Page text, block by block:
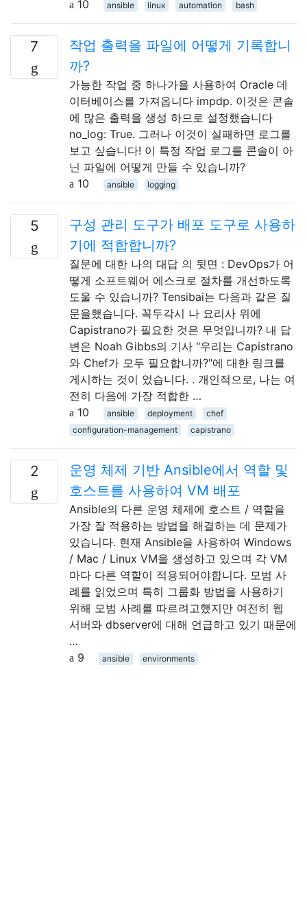
10
ansible linux automation bash
7
작업 출력을 파일에 어떻게 기록합니
까?
가능한 작업 중 하나가을 사용하여 Oracle 데
이터베이스를 가져옵니다 impdp. 이것은 콘솔
에 많은 출력을 생성 하므로 설정했습니다
no_log: True. 그러나 이것이 실패하면 로그를
보고 싶습니다! 이 특정 작업 로그를 콘솔이 아
닌 파일에 어떻게 만들 수 있습니까?
10
ansible logging
5
구성 관리 도구가 배포 도구로 사용하
기에 적합합니까?
질문에 대한 나의 대답 의 뒷면 : DevOps가 어
떻게 소프트웨어 에스크로 절차를 개선하도록
도울 수 있습니까? Tensibai는 다음과 같은 질
문을했습니다. 꼭두각시 나 요리사 위에
Capistrano가 필요한 것은 무엇입니까? 내 답
변은 Noah Gibbs의 기사 "우리는 Capistrano
와 Chef가 모두 필요합니까?"에 대한 링크를
게시하는 것이 었습니다. . 개인적으로, 나는 여
전히 다음에 가장 적합한 …
10
ansible deployment
chef
configuration-management
capistrano
2
운영 체제 기반 Ansible에서 역할 및
호스트를 사용하여 VM 배포
Ansible의 다른 운영 체제에 호스트 / 역할을
가장 잘 적용하는 방법을 해결하는 데 문제가
있습니다. 현재 Ansible을 사용하여 Windows
/ Mac / Linux VM을 생성하고 있으며 각 VM
마다 다른 역할이 적용되어야합니다. 모범 사
례를 읽었으며 특히 그룹화 방법을 사용하기
위해 모범 사례를 따르려고했지만 여전히 웹
서버와 dbserver에 대해 언급하고 있기 때문에
…
9
ansible environments